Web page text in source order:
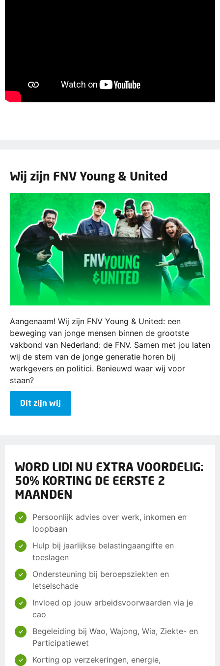
Wij zijn FNV Young & United
Aangenaam! Wij zijn FNV Young & United: een
beweging van jonge mensen binnen de grootste
vakbond van Nederland: de FNV. Samen met jou laten
wij de stem van de jonge generatie horen bij
werkgevers en politici. Benieuwd waar wij voor
staan?
Dit zijn wij
WORD LID! NU EXTRA VOORDELIG:
50% KORTING DE EERSTE 2
MAANDEN
Persoonlijk advies over werk, inkomen en
loopbaan
Hulp bij jaarlijkse belastingaangifte en
toeslagen
Ondersteuning bij beroepsziekten en
letselschade
Invloed op jouw arbeidsvoorwaarden via je
cao
Begeleiding bij Wao, Wajong, Wia, Ziekte- en
Participatiewet
Korting op verzekeringen, energie,